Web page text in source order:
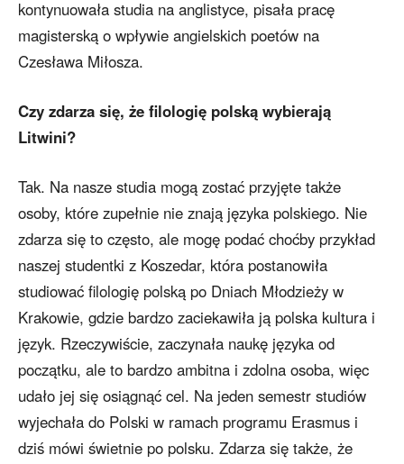
kontynuowała studia na anglistyce, pisała pracę
magisterską o wpływie angielskich poetów na
Czesława Miłosza.
Czy zdarza się, że filologię polską wybierają
Litwini?
Tak. Na nasze studia mogą zostać przyjęte także
osoby, które zupełnie nie znają języka polskiego. Nie
zdarza się to często, ale mogę podać choćby przykład
naszej studentki z Koszedar, która postanowiła
studiować filologię polską po Dniach Młodzieży w
Krakowie, gdzie bardzo zaciekawiła ją polska kultura i
język. Rzeczywiście, zaczynała naukę języka od
początku, ale to bardzo ambitna i zdolna osoba, więc
udało jej się osiągnąć cel. Na jeden semestr studiów
wyjechała do Polski w ramach programu Erasmus i
dziś mówi świetnie po polsku. Zdarza się także, że